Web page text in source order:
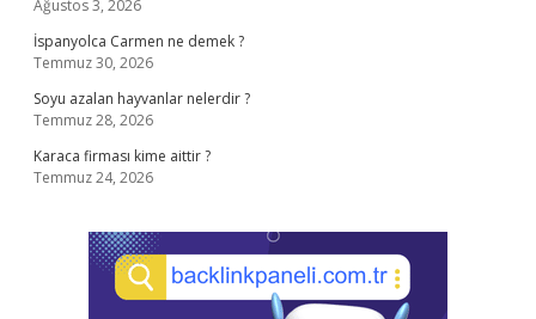
Ağustos 3, 2026
İspanyolca Carmen ne demek ?
Temmuz 30, 2026
Soyu azalan hayvanlar nelerdir ?
Temmuz 28, 2026
Karaca firması kime aittir ?
Temmuz 24, 2026